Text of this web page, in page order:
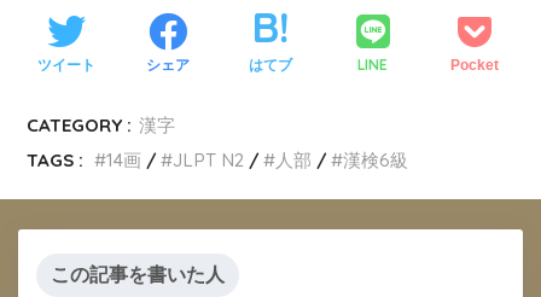
ツイート シェア はてブ LINE Pocket
CATEGORY : 漢字
TAGS :
14画 JLPT N2 人部 漢検6級
この記事を書いた人